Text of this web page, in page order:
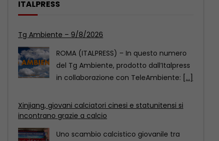
ITALPRESS
Xinjiang, giovani calciatori cinesi e statunitensi si
incontrano grazie a calcio
Uno scambio calcistico giovanile tra
Cina e Stati Uniti si è svolto nel fine
Motori Magazine – 9/8/2026
ROMA (ITALPRESS) – In questa edizione: